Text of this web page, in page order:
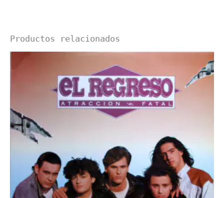
Productos relacionados